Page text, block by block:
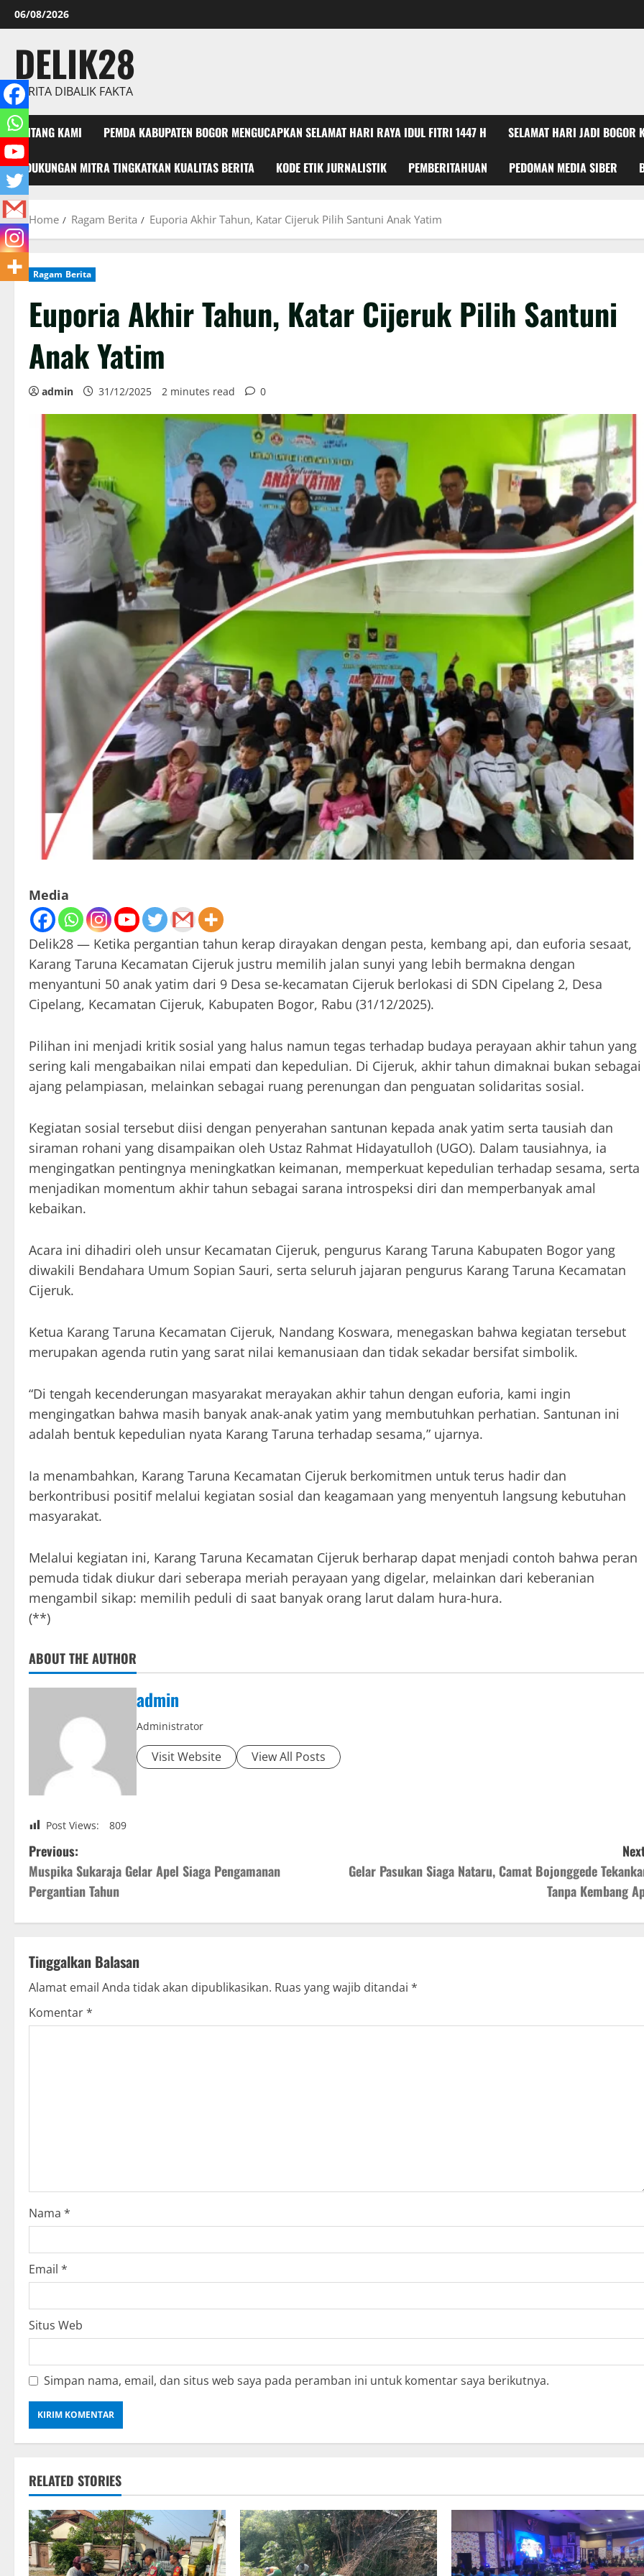
Skip
to
06/08/2026
DELIK28
BERITA DIBALIK FAKTA
TENTANG KAMI PEMDA KABUPATEN BOGOR MENGUCAPKAN SELAMAT HARI RAYA IDUL FITRI 1447 H SELAMAT HARI JADI BOGOR
DUKUNGAN MITRA TINGKATKAN KUALITAS BERITA KODE ETIK JURNALISTIK PEMBERITAHUAN PEDOMAN MEDIA SIBER
Home Ragam Berita Euporia Akhir Tahun, Katar Cijeruk Pilih Santuni Anak Yatim
Ragam Berita
Euporia Akhir Tahun, Katar Cijeruk Pilih Santuni
Anak Yatim
admin 31/12/2025 2 minutes read 0
Media
Delik28 — Ketika pergantian tahun kerap dirayakan dengan pesta, kembang api, dan euforia sesaat,
Karang Taruna Kecamatan Cijeruk justru memilih jalan sunyi yang lebih bermakna dengan
menyantuni 50 anak yatim dari 9 Desa se-kecamatan Cijeruk berlokasi di SDN Cipelang 2, Desa
Cipelang, Kecamatan Cijeruk, Kabupaten Bogor, Rabu (31/12/2025).
Pilihan ini menjadi kritik sosial yang halus namun tegas terhadap budaya perayaan akhir tahun yang
sering kali mengabaikan nilai empati dan kepedulian. Di Cijeruk, akhir tahun dimaknai bukan sebagai
ajang pelampiasan, melainkan sebagai ruang perenungan dan penguatan solidaritas sosial.
Kegiatan sosial tersebut diisi dengan penyerahan santunan kepada anak yatim serta tausiah dan
siraman rohani yang disampaikan oleh Ustaz Rahmat Hidayatulloh (UGO). Dalam tausiahnya, ia
mengingatkan pentingnya meningkatkan keimanan, memperkuat kepedulian terhadap sesama, serta
menjadikan momentum akhir tahun sebagai sarana introspeksi diri dan memperbanyak amal
kebaikan.
Acara ini dihadiri oleh unsur Kecamatan Cijeruk, pengurus Karang Taruna Kabupaten Bogor yang
diwakili Bendahara Umum Sopian Sauri, serta seluruh jajaran pengurus Karang Taruna Kecamatan
Cijeruk.
Ketua Karang Taruna Kecamatan Cijeruk, Nandang Koswara, menegaskan bahwa kegiatan tersebut
merupakan agenda rutin yang sarat nilai kemanusiaan dan tidak sekadar bersifat simbolik.
“Di tengah kecenderungan masyarakat merayakan akhir tahun dengan euforia, kami ingin
mengingatkan bahwa masih banyak anak-anak yatim yang membutuhkan perhatian. Santunan ini
adalah bentuk kepedulian nyata Karang Taruna terhadap sesama,” ujarnya.
Ia menambahkan, Karang Taruna Kecamatan Cijeruk berkomitmen untuk terus hadir dan
berkontribusi positif melalui kegiatan sosial dan keagamaan yang menyentuh langsung kebutuhan
masyarakat.
Melalui kegiatan ini, Karang Taruna Kecamatan Cijeruk berharap dapat menjadi contoh bahwa peran
pemuda tidak diukur dari seberapa meriah perayaan yang digelar, melainkan dari keberanian
mengambil sikap: memilih peduli di saat banyak orang larut dalam hura-hura.
(**)
ABOUT THE AUTHOR
admin
Administrator
Visit Website View All Posts
Post Views: 809
P
o
s
n
a
v
i
o
n
Previous:
Muspika Sukaraja Gelar Apel Siaga Pengamanan
Pergantian Tahun
Gelar Pasukan Siaga Nataru, Camat Bojonggede
Tanpa Kembang
Tinggalkan Balasan
Alamat email Anda tidak akan dipublikasikan. Ruas yang wajib ditandai *
Komentar*
Nama *
Email *
Situs Web
Simpan nama, email, dan situs web saya pada peramban ini untuk komentar saya berikutnya.
RELATED STORIES